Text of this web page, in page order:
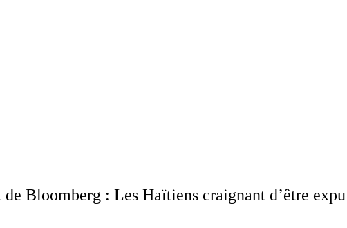
Bloomberg : Les Haïtiens craignant d’être